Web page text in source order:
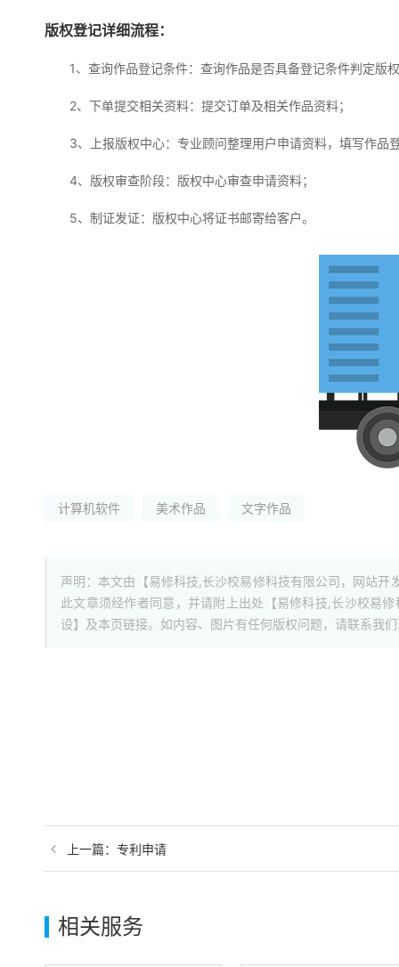
版权登记详细流程：
1、查询作品登记条件：查询作品是否具备登记条件判定版
2、下单提交相关资料：提交订单及相关作品资料；
3、上报版权中心：专业顾问整理用户申请资料，填写作品
4、版权审查阶段：版权中心审查申请资料；
5、制证发证：版权中心将证书邮寄给客户。
计算机软件 美术作品 文字作品
声明：本文由【易修科技,长沙校易修科技有限公司，网站
此文章须经作者同意，并请附上出处【易修科技,长沙校易
设】及本页链接。如内容、图片有任何版权问题，请联系我
上一篇：专利申请
相关服务